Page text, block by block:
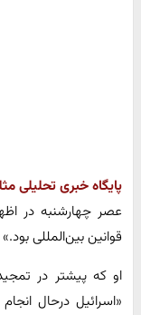
پایگاه خبری تحلیلی
عصر چهارشنبه در
قوانین بین‌المللی بود.»
او که پیشتر در
«اسرائیل درحال